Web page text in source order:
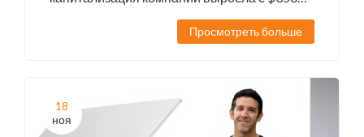
Просмотреть больше
18
ноя